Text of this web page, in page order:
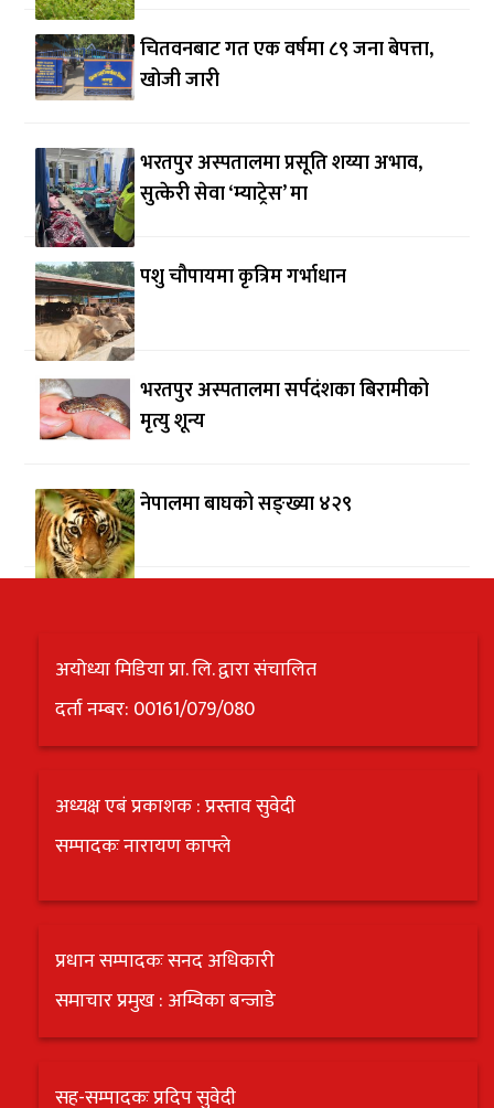
चितवनबाट गत एक वर्षमा ८९ जना बेपत्ता,
खोजी जारी
भरतपुर अस्पतालमा प्रसूति शय्या अभाव,
सुत्केरी सेवा ‘म्याट्रेस’ मा
पशु चौपायमा कृत्रिम गर्भाधान
भरतपुर अस्पतालमा सर्पदंशका बिरामीको
मृत्यु शून्य
नेपालमा बाघको सङ्ख्या ४२९
अयोध्या मिडिया प्रा. लि. द्वारा संचालित
दर्ता नम्बर: 00161/079/080
अध्यक्ष एबं प्रकाशक : प्रस्ताव सुवेदी
सम्पादकः नारायण काफ्ले
प्रधान सम्पादकः सनद अधिकारी
समाचार प्रमुख : अम्विका बन्जाडे
सह-सम्पादकः प्रदिप सुवेदी